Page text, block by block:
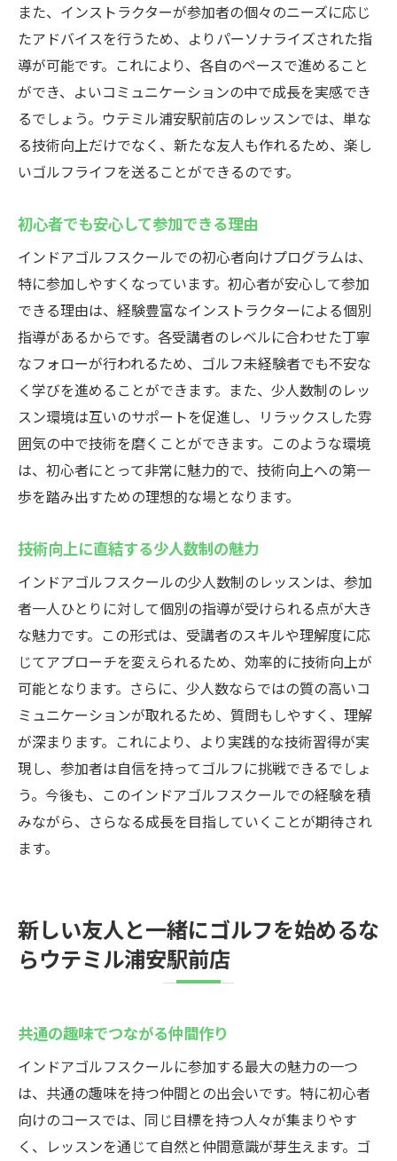
また、インストラクターが参加者の個々のニーズに応じ
たアドバイスを行うため、よりパーソナライズされた指
導が可能です。これにより、各自のペースで進めること
ができ、よいコミュニケーションの中で成長を実感でき
るでしょう。ウテミル浦安駅前店のレッスンでは、単な
る技術向上だけでなく、新たな友人も作れるため、楽し
いゴルフライフを送ることができるのです。
初心者でも安心して参加できる理由
インドアゴルフスクールでの初心者向けプログラムは、
特に参加しやすくなっています。初心者が安心して参加
できる理由は、経験豊富なインストラクターによる個別
指導があるからです。各受講者のレベルに合わせた丁寧
なフォローが行われるため、ゴルフ未経験者でも不安な
く学びを進めることができます。また、少人数制のレッ
スン環境は互いのサポートを促進し、リラックスした雰
囲気の中で技術を磨くことができます。このような環境
は、初心者にとって非常に魅力的で、技術向上への第一
歩を踏み出すための理想的な場となります。
技術向上に直結する少人数制の魅力
インドアゴルフスクールの少人数制のレッスンは、参加
者一人ひとりに対して個別の指導が受けられる点が大き
な魅力です。この形式は、受講者のスキルや理解度に応
じてアプローチを変えられるため、効率的に技術向上が
可能となります。さらに、少人数ならではの質の高いコ
ミュニケーションが取れるため、質問もしやすく、理解
が深まります。これにより、より実践的な技術習得が実
現し、参加者は自信を持ってゴルフに挑戦できるでしょ
う。今後も、このインドアゴルフスクールでの経験を積
みながら、さらなる成長を目指していくことが期待され
ます。
新しい友人と一緒にゴルフを始めるな
らウテミル浦安駅前店
共通の趣味でつながる仲間作り
インドアゴルフスクールに参加する最大の魅力の一つ
は、共通の趣味を持つ仲間との出会いです。特に初心者
向けのコースでは、同じ目標を持つ人々が集まりやす
く、レッスンを通じて自然と仲間意識が芽生えます。ゴ